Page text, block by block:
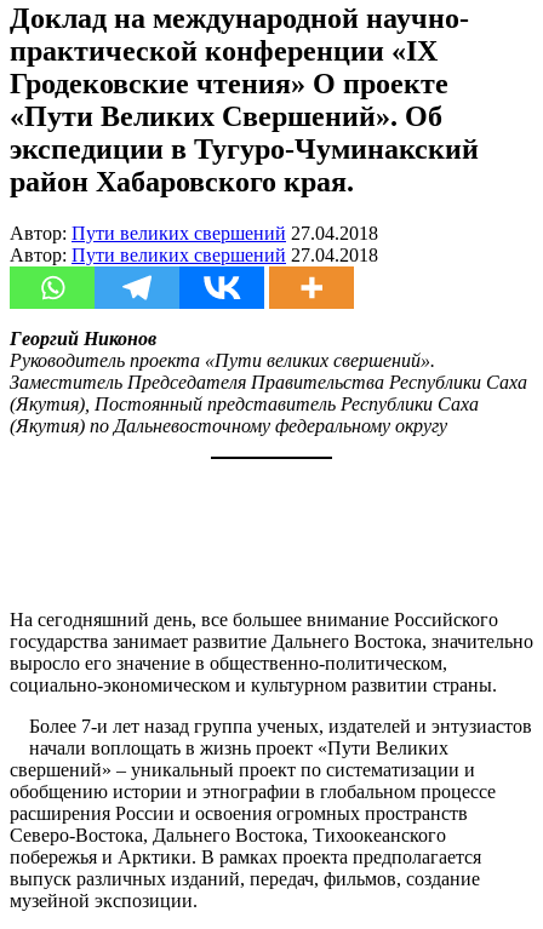
Доклад на международной научно-
практической конференции «IX
Гродековские чтения» О проекте
«Пути Великих Свершений». Об
экспедиции в Тугуро-Чуминакский
район Хабаровского края.
Автор: Пути великих свершений 27.04.2018
Автор: Пути великих свершений 27.04.2018
Георгий Никонов
Руководитель проекта «Пути великих свершений».
Заместитель Председателя Правительства Республики Саха
(Якутия), Постоянный представитель Республики Саха
(Якутия) по Дальневосточному федеральному округу
На сегодняшний день, все большее внимание Российского
государства занимает развитие Дальнего Востока, значительно
выросло его значение в общественно-политическом,
социально-экономическом и культурном развитии страны.
Более 7-и лет назад группа ученых, издателей и энтузиастов
начали воплощать в жизнь проект «Пути Великих
свершений» – уникальный проект по систематизации и
обобщению истории и этнографии в глобальном процессе
расширения России и освоения огромных пространств
Северо-Востока, Дальнего Востока, Тихоокеанского
побережья и Арктики. В рамках проекта предполагается
выпуск различных изданий, передач, фильмов, создание
музейной экспозиции.